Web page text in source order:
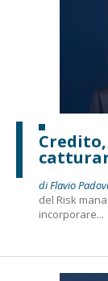
di Flavio
del Risk
incorporare...